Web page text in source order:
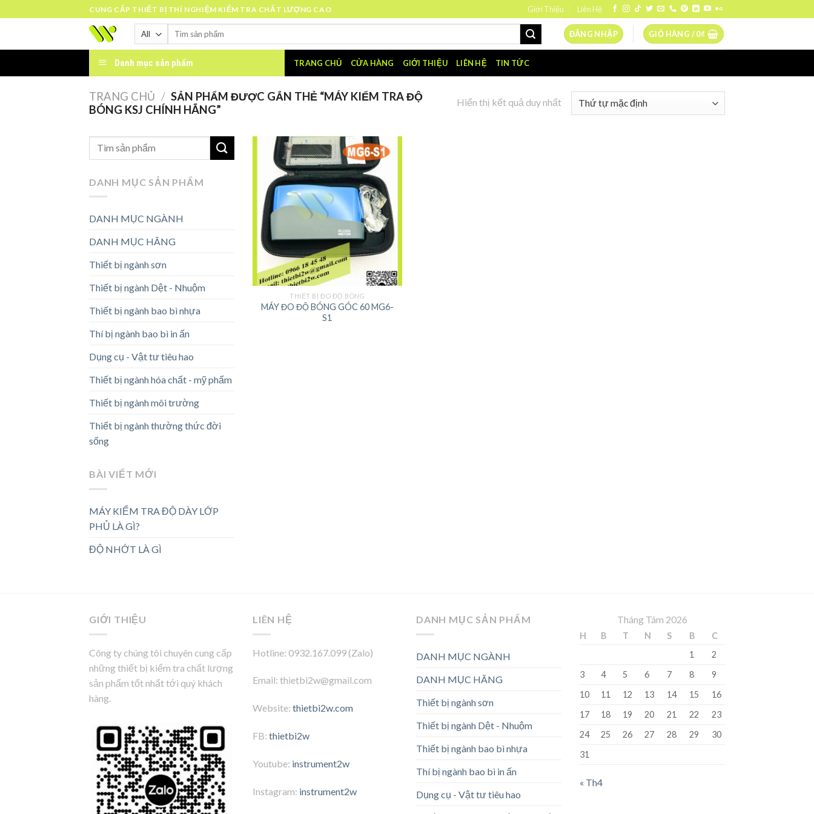
to
CUNG CẤP THIẾT BỊ THÍ NGHIỆM KIỂM TRA CHẤT LƯỢNG CAO Giới Thiệu Liên Hệ
Tìm
ĐĂNG NHẬP GIỎ HÀNG /0₫
Danh mục sản phẩm TRANG CHỦ CỬA HÀNG GIỚI THIỆU LIÊN HỆ TIN TỨC
TRANG CHỦ / SẢN PHẨM ĐƯỢC GẮN THẺ “MÁY KIỂM TRA ĐỘ
BÓNG KSJ CHÍNH HÃNG”
Hiển thị kết quả duy nhất
DANH MỤC SẢN PHẨM
DANH MỤC NGÀNH
DANH MỤC HÃNG
Thiết bị ngành sơn
Thiết bị ngành Dệt - Nhuộm
Thiết bị ngành bao bì nhựa
Thí bị ngành bao bì in ấn
Dụng cụ - Vật tư tiêu hao
Thiết bị ngành hóa chất - mỹ phẩm
Thiết bị ngành môi trường
Thiết bị ngành thường thức đời
sống
BÀI VIẾT MỚI
MÁY KIỂM TRA ĐỘ DÀY LỚP
PHỦ LÀ GÌ?
ĐỘ NHỚT LÀ GÌ
THIẾT BỊ ĐO ĐỘ BÓNG
MÁY ĐO ĐỘ BÓNG GÓC 60 MG6-
S1
GIỚI THIỆU
Công ty chúng tôi chuyên cung cấp
những thiết bị kiểm tra chất lượng
sản phẩm tốt nhất tới quý khách
hàng.
LIÊN HỆ
Hotline: 0932.167.099 (Zalo)
Email: thietbi2w@gmail.com
Website: thietbi2w.com
FB: thietbi2w
Youtube: instrument2w
Instagram: instrument2w
DANH MỤC SẢN PHẨM
DANH MỤC NGÀNH
DANH MỤC HÃNG
Thiết bị ngành sơn
Thiết bị ngành Dệt - Nhuộm
Thiết bị ngành bao bì nhựa
Thí bị ngành bao bì in ấn
Dụng cụ - Vật tư tiêu hao
Tháng Tám 2026
H B T N S B
C
1
2
3
4 5 6 7 8
9
10
11 12 13 14 15
16
17
18 19 20 21 22
23
24
25 26 27 28 29
30
31
« Th4